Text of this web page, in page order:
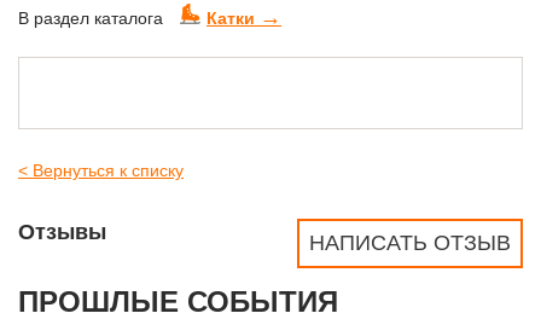
В раздел каталога Катки →
< Вернуться к списку
НАПИСАТЬ ОТЗЫВ
Отзывы
ПРОШЛЫЕ СОБЫТИЯ